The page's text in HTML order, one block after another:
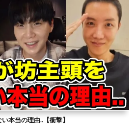
本当の理由..【衝撃】